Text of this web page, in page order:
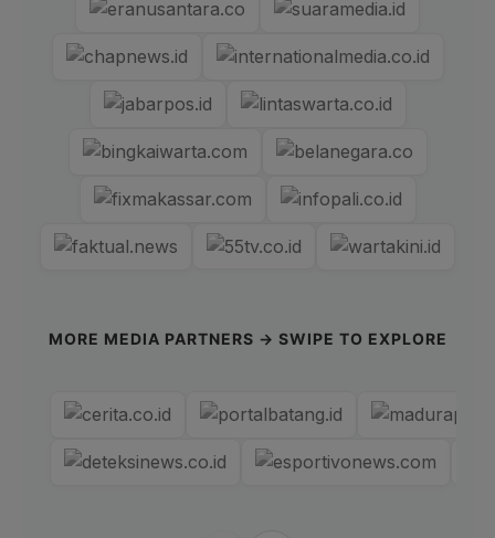
MORE MEDIA PARTNERS → SWIPE TO EXPLORE